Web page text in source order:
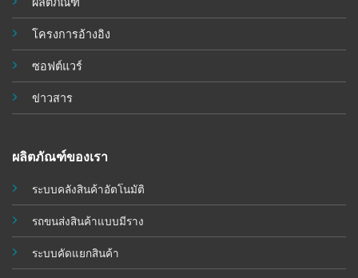
ผลิตภัณฑ์
โครงการอ้างอิง
ซอฟต์แวร์
ข่าวสาร
ผลิตภัณฑ์ของเรา
ระบบคลังสินค้าอัตโนมัติ
รถขนส่งสินค้าแบบมีราง
ระบบคัดแยกสินค้า